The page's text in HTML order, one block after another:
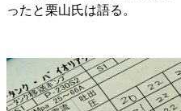
ったと栗山氏は語る。